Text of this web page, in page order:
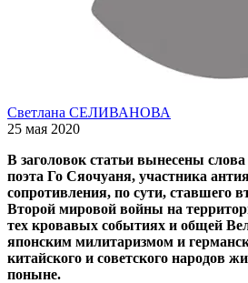
Светлана СЕЛИВАНОВА
25 мая 2020
В заголовок статьи вынесены слова
поэта Го Сяочуаня, участника
сопротивления, по сути, ставшего
Второй мировой войны на
тех кровавых событиях и общей
японским милитаризмом и
китайского и советского народов
поныне.